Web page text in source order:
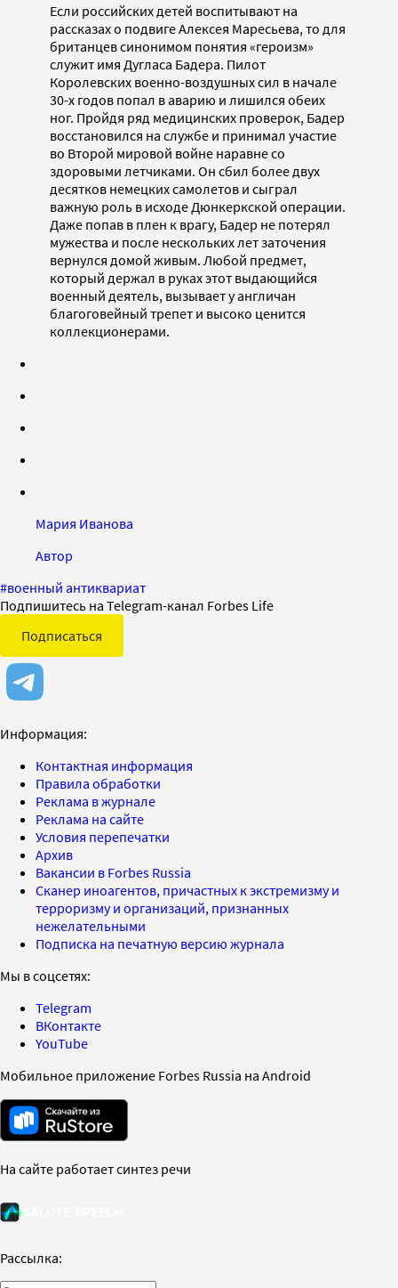
Если российских детей воспитывают на
рассказах о подвиге Алексея Маресьева, то для
британцев синонимом понятия «героизм»
служит имя Дугласа Бадера. Пилот
Королевских военно-воздушных сил в начале
30-х годов попал в аварию и лишился обеих
ног. Пройдя ряд медицинских проверок, Бадер
восстановился на службе и принимал участие
во Второй мировой войне наравне со
здоровыми летчиками. Он сбил более двух
десятков немецких самолетов и сыграл
важную роль в исходе Дюнкеркской операции.
Даже попав в плен к врагу, Бадер не потерял
мужества и после нескольких лет заточения
вернулся домой живым. Любой предмет,
который держал в руках этот выдающийся
военный деятель, вызывает у англичан
благоговейный трепет и высоко ценится
коллекционерами.
Мария Иванова
Автор
#военный антиквариат
Подпишитесь на Telegram-канал Forbes Life
Подписаться
Информация:
Контактная информация
Правила обработки
Реклама в журнале
Реклама на сайте
Условия перепечатки
Архив
Вакансии в Forbes Russia
Сканер иноагентов, причастных к экстремизму и
терроризму и организаций, признанных
нежелательными
Подписка на печатную версию журнала
Мы в соцсетях:
Telegram
ВКонтакте
YouTube
Мобильное приложение Forbes Russia на Android
На сайте работает синтез речи
Рассылка: